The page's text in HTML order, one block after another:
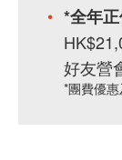
*全年正
好友營
*團費優